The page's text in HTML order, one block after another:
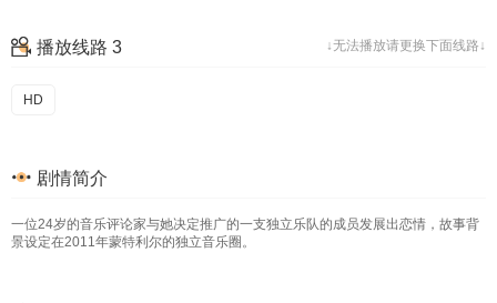
↓无法播放请更换下面线路↓
播放线路 3
HD
剧情简介
一位24岁的音乐评论家与她决定推广的一支独立乐队的成员发展出恋情，故事背
景设定在2011年蒙特利尔的独立音乐圈。